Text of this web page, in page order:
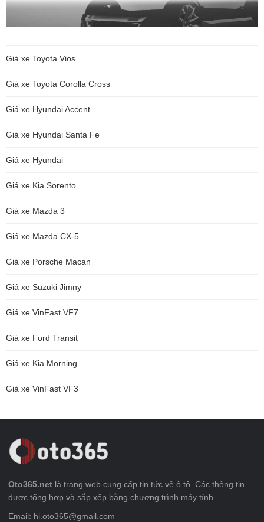
Giá xe Toyota Vios
Giá xe Toyota Corolla Cross
Giá xe Hyundai Accent
Giá xe Hyundai Santa Fe
Giá xe Hyundai
Giá xe Kia Sorento
Giá xe Mazda 3
Giá xe Mazda CX-5
Giá xe Porsche Macan
Giá xe Suzuki Jimny
Giá xe VinFast VF7
Giá xe Ford Transit
Giá xe Kia Morning
Giá xe VinFast VF3
Oto365.net là trang web cung cấp tin tức về ô tô. Các thông tin
được tổng hợp và sắp xếp bằng chương trình máy tính
Email: hi.oto365@gmail.com